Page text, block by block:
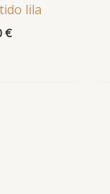
lila
€